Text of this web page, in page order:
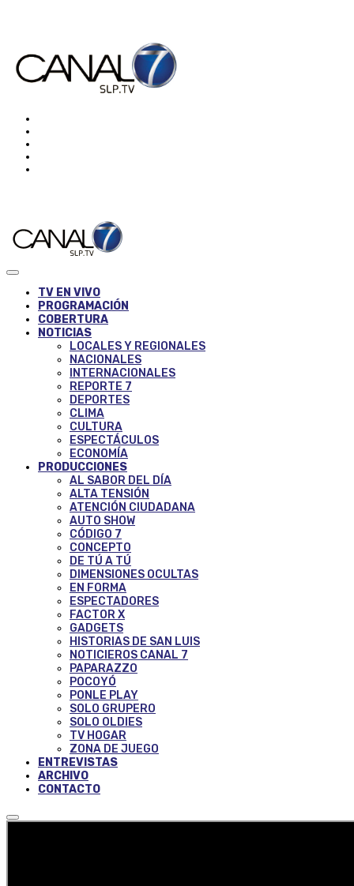
TV EN VIVO
PROGRAMACIÓN
COBERTURA
NOTICIAS
LOCALES Y REGIONALES
NACIONALES
INTERNACIONALES
REPORTE 7
DEPORTES
CLIMA
CULTURA
ESPECTÁCULOS
ECONOMÍA
PRODUCCIONES
AL SABOR DEL DÍA
ALTA TENSIÓN
ATENCIÓN CIUDADANA
AUTO SHOW
CÓDIGO 7
CONCEPTO
DE TÚ A TÚ
DIMENSIONES OCULTAS
EN FORMA
ESPECTADORES
FACTOR X
GADGETS
HISTORIAS DE SAN LUIS
NOTICIEROS CANAL 7
PAPARAZZO
POCOYÓ
PONLE PLAY
SOLO GRUPERO
SOLO OLDIES
TV HOGAR
ZONA DE JUEGO
ENTREVISTAS
ARCHIVO
CONTACTO